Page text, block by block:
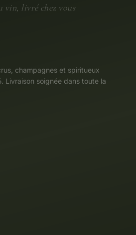
vin, livré chez vous
champagnes et spiritueux
Livraison soignée dans toute la